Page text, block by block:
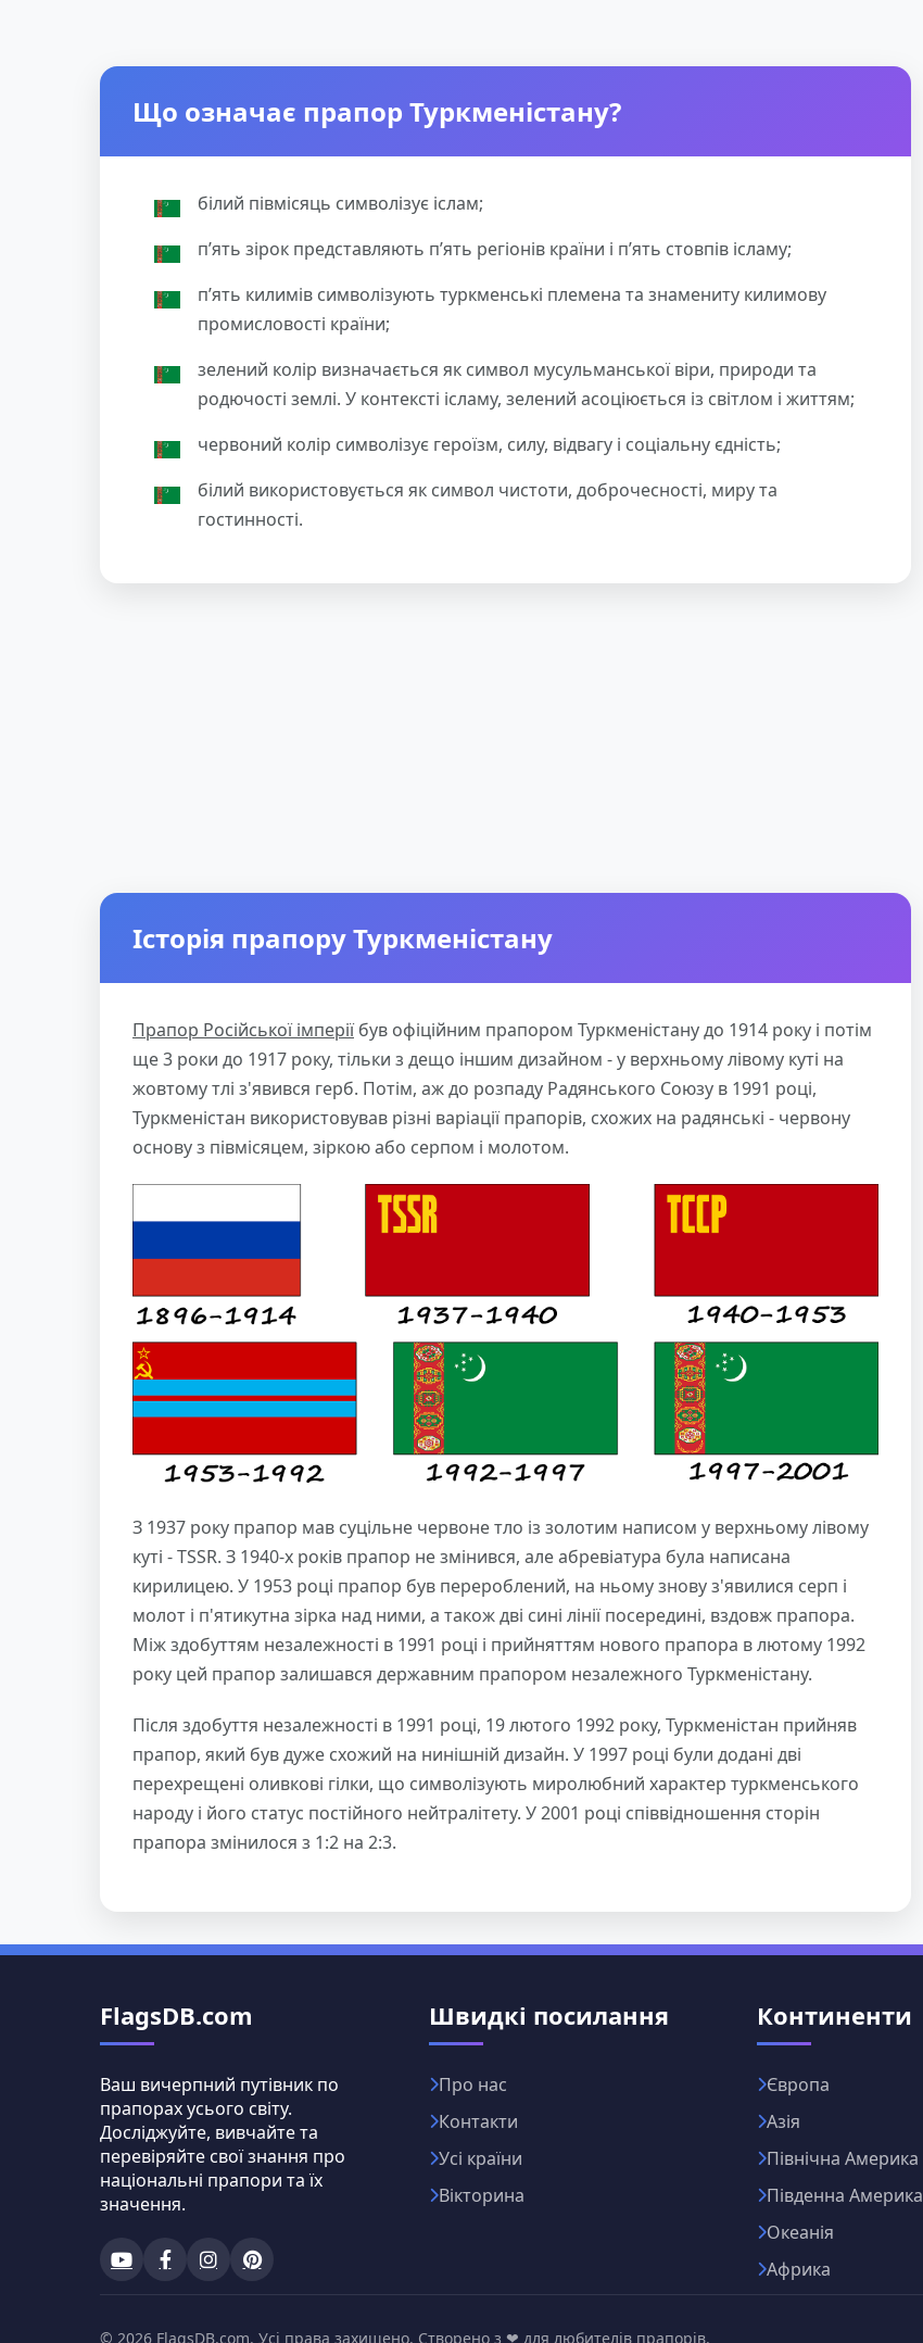
Що означає прапор Туркменістану?
білий півмісяць символізує іслам;
п’ять зірок представляють п’ять регіонів країни і п’ять стовпів ісламу;
п’ять килимів символізують туркменські племена та знамениту килимову
промисловості країни;
зелений колір визначається як символ мусульманської віри, природи та
родючості землі. У контексті ісламу, зелений асоціюється із світлом і життям;
червоний колір символізує героїзм, силу, відвагу і соціальну єдність;
білий використовується як символ чистоти, доброчесності, миру та
гостинності.
Історія прапору Туркменістану
Прапор Російської імперіїбув офіційним прапором Туркменістану до 1914 року і потім
ще 3 роки до 1917 року, тільки з дещо іншим дизайном - у верхньому лівому куті на
жовтому тлі з'явився герб. Потім, аж до розпаду Радянського Союзу в 1991 році,
Туркменістан використовував різні варіації прапорів, схожих на радянські - червону
основу з півмісяцем, зіркою або серпом і молотом.
З 1937 року прапор мав суцільне червоне тло із золотим написом у верхньому лівому
куті - TSSR. З 1940-х років прапор не змінився, але абревіатура була написана
кирилицею. У 1953 році прапор був перероблений, на ньому знову з'явилися серп і
молот і п'ятикутна зірка над ними, а також дві сині лінії посередині, вздовж прапора.
Між здобуттям незалежності в 1991 році і прийняттям нового прапора в лютому 1992
року цей прапор залишався державним прапором незалежного Туркменістану.
Після здобуття незалежності в 1991 році, 19 лютого 1992 року, Туркменістан прийняв
прапор, який був дуже схожий на нинішній дизайн. У 1997 році були додані дві
перехрещені оливкові гілки, що символізують миролюбний характер туркменського
народу і його статус постійного нейтралітету. У 2001 році співвідношення сторін
прапора змінилося з 1:2 на 2:3.
FlagsDB.com
Ваш вичерпний путівник по
прапорах усього світу.
Досліджуйте, вивчайте та
перевіряйте свої знання про
національні прапори та їх
значення.
Швидкі посилання
Про нас
Контакти
Усі країни
Вікторина
Континенти
Європа
Азія
Північна Америка
Південна Америка
Океанія
Африка
© 2026 FlagsDB.com. Усі права захищено. Створено з ❤ для любителів прапорів.